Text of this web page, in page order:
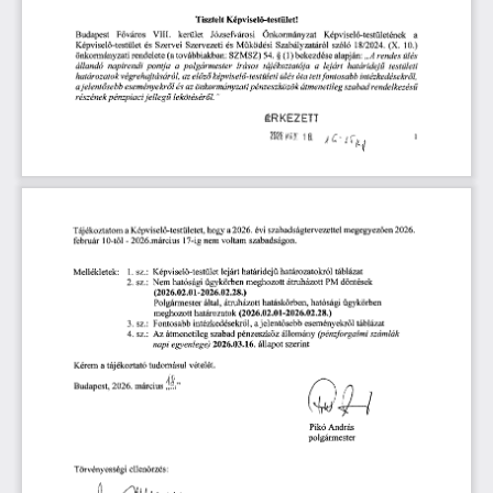
Tisztelt Képviselő-testület!
Budapest  Főváros  Vili,  kerület  Józsefvárosi  Önkormányzat  Képviselő-testületének  a
Képviselő-testület és Szervei Szervezeti és Működési  Szabályzatáról szóló  18/2024. (X.  10.)
önkormányzati rendelete (a továbbiakban: SZMSZ) 54. § (1) bekezdése alapján: „A rendes ülés
állandó  napirendi  pontja  a  polgármester  írásos  tájékoztatója  a  lejárt  határidejű  testületi
határozatok végrehajtásáról, az előző képviselő-testületi ülés óta tett fontosabb intézkedésekről,
a jelentősebb eseményekről és az önkormányzati pénzeszközök átmenetileg szabad rendelkezésű
részének pénzpiaci jellegű lekötéséről. ”
ÉRKEZETT
2026 MÁIÉ  18. 1
Tájékoztatom a Képviselő-testületet, hogy a 2026. évi szabadságtervezettel megegyezően 2026.
február 10-től - 2O26.március 17-ig nem voltam szabadságon.
Mellékletek:   1. sz.:  Képviselő-testület lejárt határidejű határozatokról táblázat
2. sz.:  Nem hatósági ügykörben meghozott átruházott PM döntések
(2026.02.01-2026.02.28.)
Polgármester által, átruházott hatáskörben, hatósági ügykörben
meghozott határozatok (2026.02.01-2026.02.28.)
3. sz.:  Fontosabb intézkedésekről, a jelentősebb eseményekről táblázat
4. sz.:  Az átmenetileg szabad pénzeszköz állomány (pénzforgalmi számlák
napi egyenlege) 2026.03.16. állapot szerint
Kérem a tájékoztató tudomásul vételét.
Budapest, 2026. március ,,„:”
Pikó András
polgármester
Törvényességi ellenőrzés: